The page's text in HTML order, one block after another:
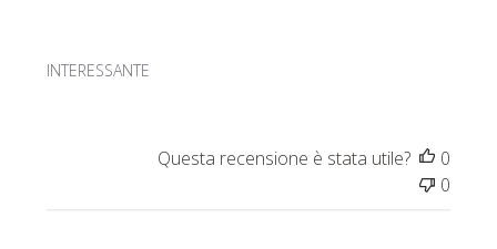
INTERESSANTE
Questa recensione è stata utile?
0
0